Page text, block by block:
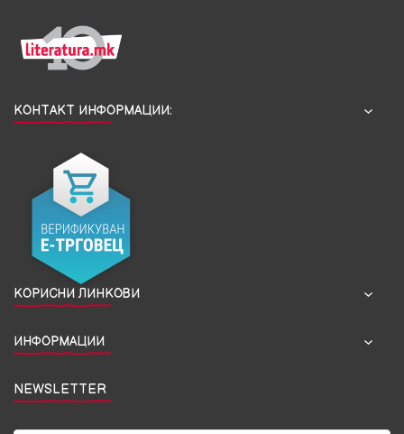
КОНТАКТ ИНФОРМАЦИИ:
КОРИСНИ ЛИНКОВИ
ИНФОРМАЦИИ
NEWSLETTER